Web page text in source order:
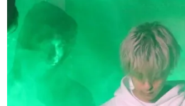
Tシャツ・シャツ
パーカー・スウェット・ブルゾ
キーホルダー・チャーム
ログイン